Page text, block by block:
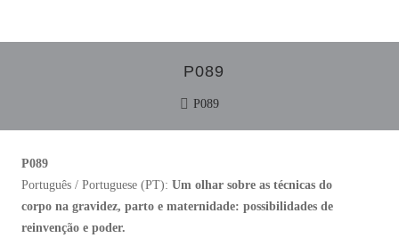
P089
P089
P089
Português / Portuguese (PT): Um olhar sobre as técnicas do
corpo na gravidez, parto e maternidade: possibilidades de
reinvenção e poder.